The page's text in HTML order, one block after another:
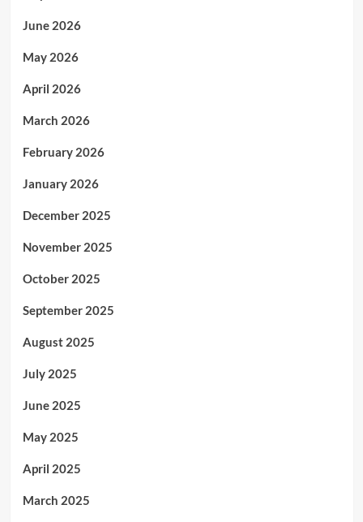
June 2026
May 2026
April 2026
March 2026
February 2026
January 2026
December 2025
November 2025
October 2025
September 2025
August 2025
July 2025
June 2025
May 2025
April 2025
March 2025